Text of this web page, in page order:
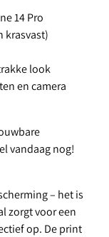
14 Pro
krasvast)
look
en camera
vandaag nog!
– het is
zorgt voor een
op. De print